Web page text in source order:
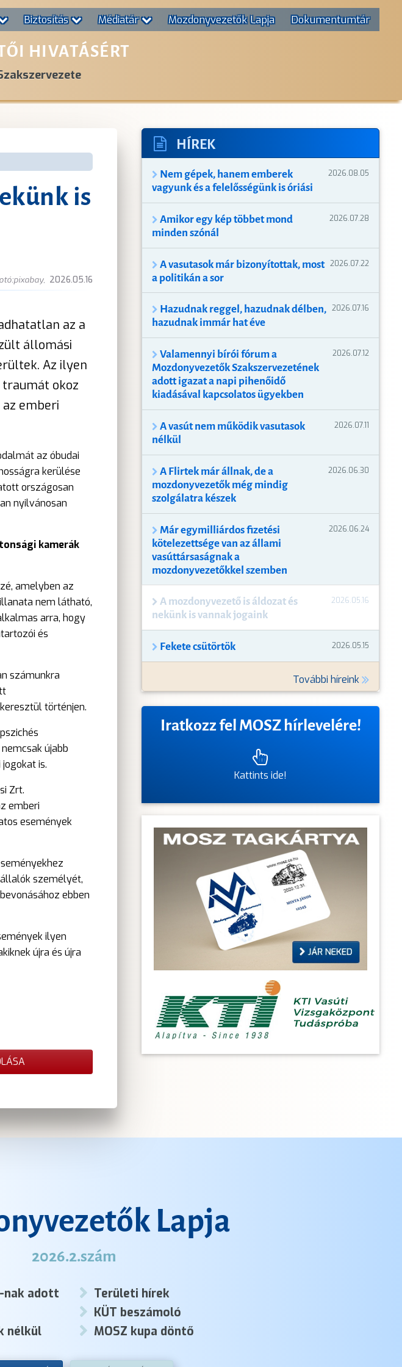
Biztosítás Médiatár Mozdonyvezetők Lapja Dokumentumtár
HIVATÁSÉRT
is
, 2026.05.16
az a
állomási
Az ilyen
okoz
emberi
az óbudai
kerülése
országosan
nyilvánosan
kamerák
amelyben az
nem látható,
arra, hogy
és
számunkra
történjen.
újabb
is.
Zrt.
emberi
események
személyét,
ebben
ilyen
újra és újra
HÍREK
Nem gépek, hanem emberek
vagyunk és a felelősségünk is óriási
2026.08.05
Amikor egy kép többet mond
minden szónál
2026.07.28
A vasutasok már bizonyítottak, most
a politikán a sor
2026.07.22
Hazudnak reggel, hazudnak délben,
hazudnak immár hat éve
2026.07.16
Valamennyi bírói fórum a
Mozdonyvezetők Szakszervezetének
adott igazat a napi pihenőidő
kiadásával kapcsolatos ügyekben
2026.07.12
A vasút nem működik vasutasok
nélkül
2026.07.11
A Flirtek már állnak, de a
mozdonyvezetők még mindig
szolgálatra készek
2026.06.30
Már egymilliárdos fizetési
kötelezettsége van az állami
vasúttársaságnak a
mozdonyvezetőkkel szemben
2026.06.24
A mozdonyvezető is áldozat és
nekünk is vannak jogaink
2026.05.16
Fekete csütörtök 2026.05.15
További híreink
Iratkozz fel MOSZ hírlevelére!
Kattints ide!
Lapja
2026.2.szám
nak adott
nélkül
Területi hírek
KÜT beszámoló
MOSZ kupa döntő